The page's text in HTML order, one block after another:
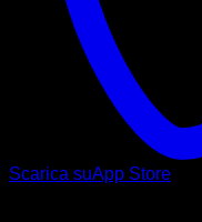
Scarica suApp Store